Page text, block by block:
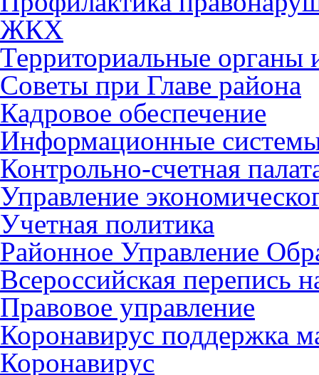
ЖКХ
Территориальные органы
Советы при Главе района
Кадровое обеспечение
Информационные
Контрольно-счетная
Управление
Учетная политика
Районное Управление
Всероссийская перепись
Правовое управление
Коронавирус поддержка
Коронавирус